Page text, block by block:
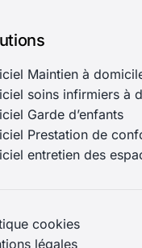
Maintien à
soins infirmiers à
Garde d’enfants
Prestation de
entretien des
cookies
légales